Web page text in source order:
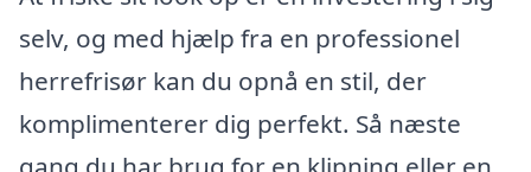
selv, og med hjælp fra en professionel
herrefrisør kan du opnå en stil, der
komplimenterer dig perfekt. Så næste